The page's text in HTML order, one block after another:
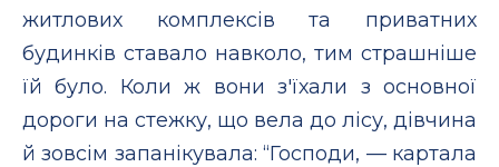
житлових комплексів та приватних
будинків ставало навколо, тим страшніше
їй було. Коли ж вони з'їхали з основної
дороги на стежку, що вела до лісу, дівчина
й зовсім запанікувала: “Господи, — картала